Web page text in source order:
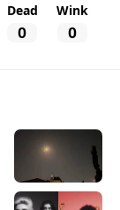
Dead
0
Wink
0